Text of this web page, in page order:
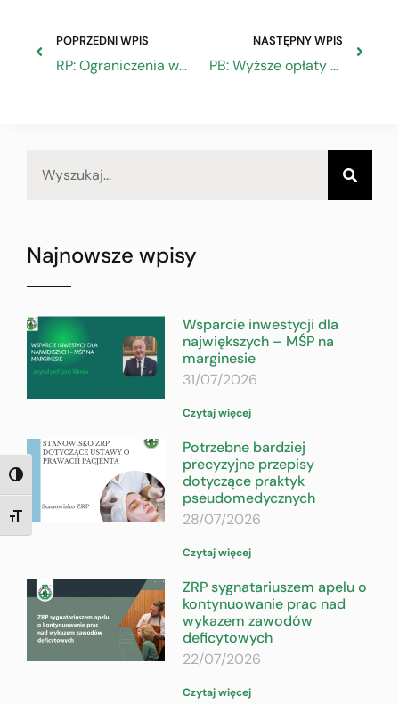
TOGGLE HIGH CONTRAST
TOGGLE FONT SIZE
POPRZEDNI WPIS
RP: Ograniczenia w handlu chwilowo wstrzymane
NASTĘPNY WPIS
PB: Wyższe opłaty w bankach dla MŚP
Najnowsze wpisy
Wsparcie inwestycji dla
największych – MŚP na
marginesie
31/07/2026
Czytaj więcej
Potrzebne bardziej
precyzyjne przepisy
dotyczące praktyk
pseudomedycznych
28/07/2026
Czytaj więcej
ZRP sygnatariuszem apelu o
kontynuowanie prac nad
wykazem zawodów
deficytowych
22/07/2026
Czytaj więcej